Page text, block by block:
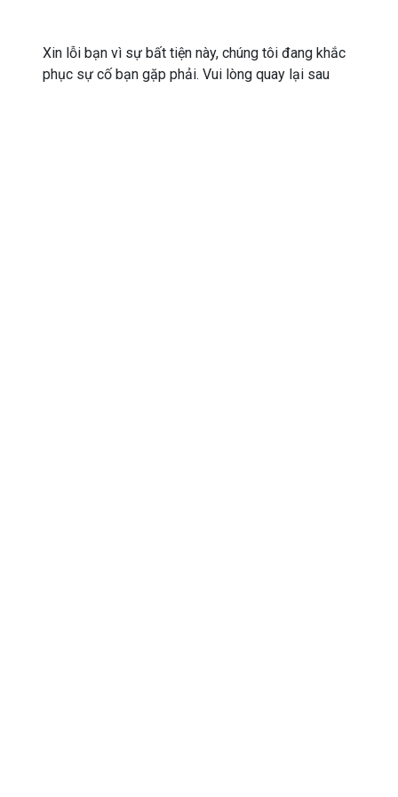
Xin lỗi bạn vì sự bất tiện này, chúng tôi đang khắc
phục sự cố bạn gặp phải. Vui lòng quay lại sau